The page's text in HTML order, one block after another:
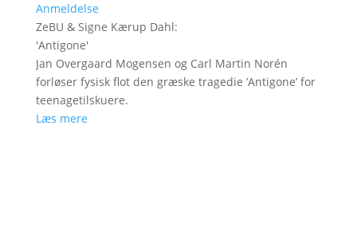
Anmeldelse
ZeBU & Signe Kærup Dahl:
'Antigone'
Jan Overgaard Mogensen og Carl Martin Norén
forløser fysisk flot den græske tragedie ’Antigone’ for
teenagetilskuere.
Læs mere